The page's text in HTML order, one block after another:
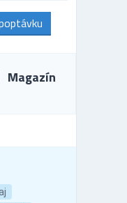
Magazín